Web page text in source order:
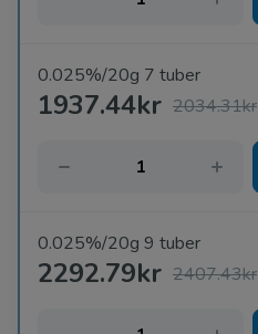
0.025%/20g 7 tuber
1937.44kr 2034.31kr
0.025%/20g 9 tuber
2292.79kr 2407.43kr